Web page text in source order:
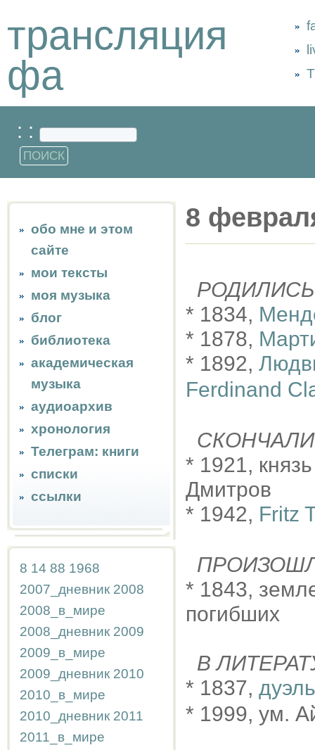
трансляция
фа
: :
обо мне и этом
сайте
мои тексты
моя музыка
блог
библиотека
академическая
музыка
аудиоархив
хронология
Телеграм: книги
списки
ссылки
8 14 88 1968
2007_дневник 2008
2008_в_мире
2008_дневник 2009
2009_в_мире
2009_дневник 2010
2010_в_мире
2010_дневник 2011
2011_в_мире
8
РОДИЛИСЬ
* 1834,
* 1878,
* 1892,
Ferdinand
* 1921,
Дмитров
* 1942, Fritz
* 1843,
погибших
В
* 1837,
* 1999, ум.